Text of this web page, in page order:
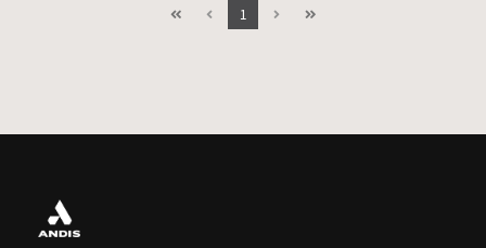
블레이드가 더해져, 한 번의 컷에서도
· 부드러운 흐름과 정밀한 제어
1